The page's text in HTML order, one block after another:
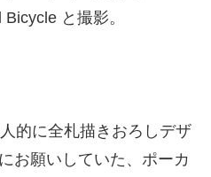
と撮影。
的に全札描きおろしデザ
お願いしていた、ポーカ